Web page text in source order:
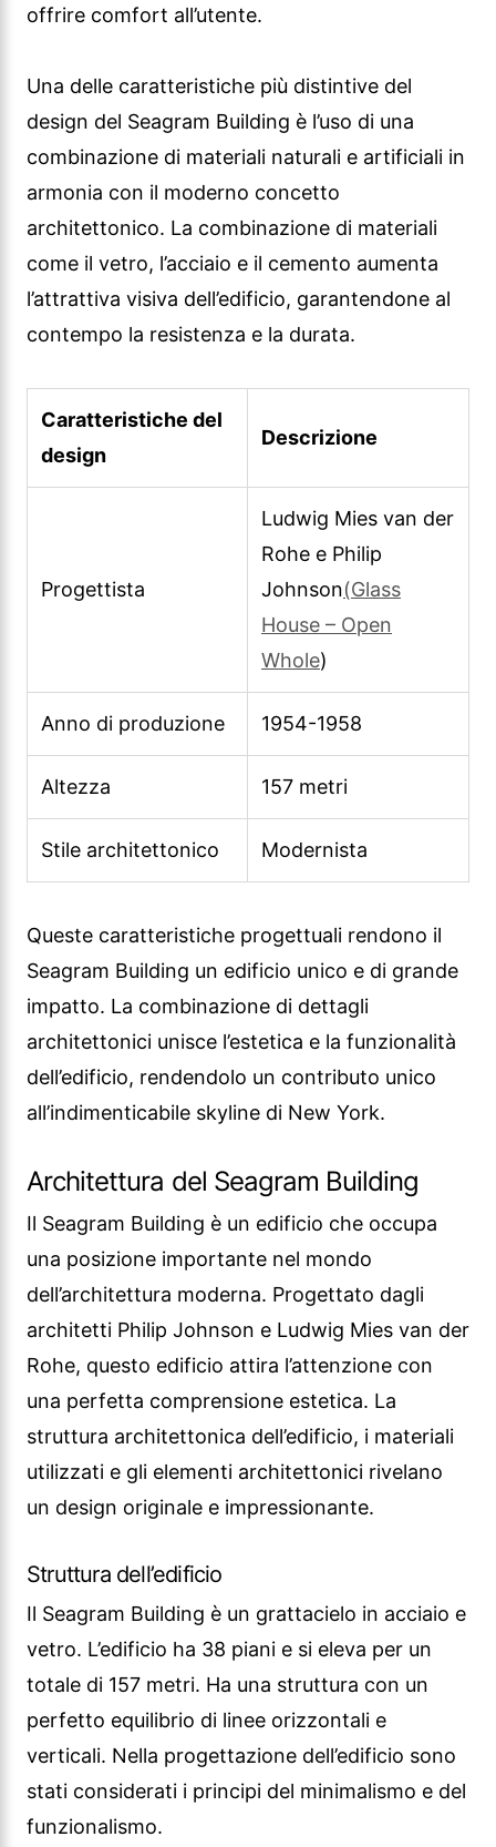
offrire comfort all’utente.
Una delle caratteristiche più distintive del
design del Seagram Building è l’uso di una
combinazione di materiali naturali e artificiali in
armonia con il moderno concetto
architettonico. La combinazione di materiali
come il vetro, l’acciaio e il cemento aumenta
l’attrattiva visiva dell’edificio, garantendone al
contempo la resistenza e la durata.
Caratteristiche del
design
Descrizione
Progettista
Ludwig Mies van der
Rohe e Philip
Johnson(Glass
House – Open
Whole)
Anno di produzione 1954-1958
Altezza 157 metri
Stile architettonico Modernista
Queste caratteristiche progettuali rendono il
Seagram Building un edificio unico e di grande
impatto. La combinazione di dettagli
architettonici unisce l’estetica e la funzionalità
dell’edificio, rendendolo un contributo unico
all’indimenticabile skyline di New York.
Architettura del Seagram Building
Il Seagram Building è un edificio che occupa
una posizione importante nel mondo
dell’architettura moderna. Progettato dagli
architetti Philip Johnson e Ludwig Mies van der
Rohe, questo edificio attira l’attenzione con
una perfetta comprensione estetica. La
struttura architettonica dell’edificio, i materiali
utilizzati e gli elementi architettonici rivelano
un design originale e impressionante.
Struttura dell’edificio
Il Seagram Building è un grattacielo in acciaio e
vetro. L’edificio ha 38 piani e si eleva per un
totale di 157 metri. Ha una struttura con un
perfetto equilibrio di linee orizzontali e
verticali. Nella progettazione dell’edificio sono
stati considerati i principi del minimalismo e del
funzionalismo.